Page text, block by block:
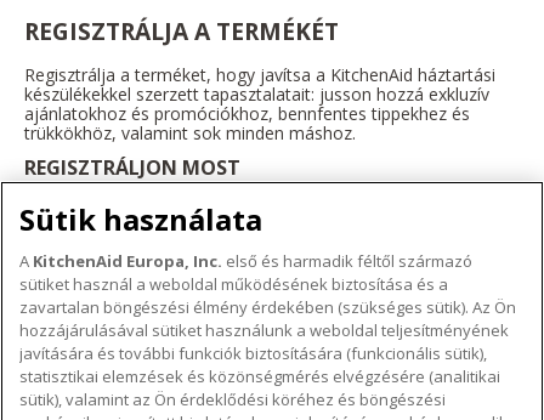
REGISZTRÁLJA A TERMÉKÉT
Regisztrálja a terméket, hogy javítsa a KitchenAid háztartási
készülékekkel szerzett tapasztalatait: jusson hozzá exkluzív
ajánlatokhoz és promóciókhoz, bennfentes tippekhez és
trükkökhöz, valamint sok minden máshoz.
REGISZTRÁLJON MOST
A KITCHENAID MÁRKÁRÓL
A márka lényege
A márka története
ODR
TÁMOGATÁS
Hol lehet megvenni
Sütik használata
A KitchenAid Europa, Inc. első és harmadik féltől származó
sütiket használ a weboldal működésének biztosítása és a
zavartalan böngészési élmény érdekében (szükséges sütik). Az Ön
hozzájárulásával sütiket használunk a weboldal teljesítményének
javítására és további funkciók biztosítására (funkcionális sütik),
statisztikai elemzések és közönségmérés elvégzésére (analitikai
sütik), valamint az Ön érdeklődési köréhez és böngészési